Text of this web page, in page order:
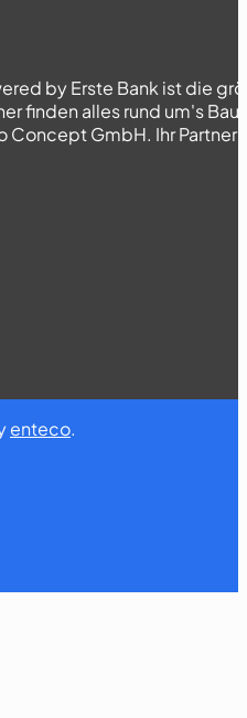
by Erste Bank ist die
finden alles rund um's
GmbH. Ihr Partner
enteco.